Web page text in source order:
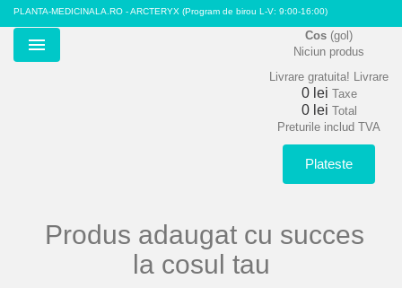
PLANTA-MEDICINALA.RO - ARCTERYX (Program de birou L-V: 9:00-16:00)
Menu
Cos (gol)
Niciun produs
Livrare gratuita! Livrare
0 lei Taxe
0 lei Total
Preturile includ TVA
Plateste
Produs adaugat cu succes
la cosul tau